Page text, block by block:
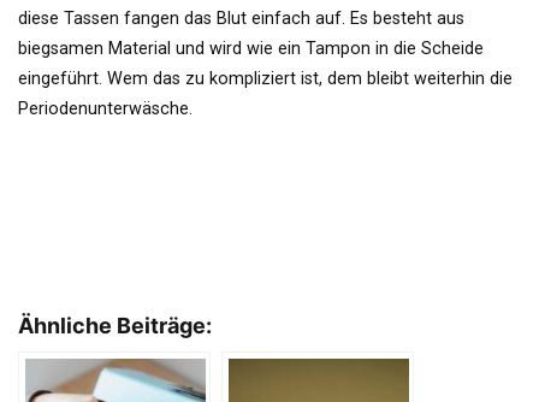
diese Tassen fangen das Blut einfach auf. Es besteht aus
biegsamen Material und wird wie ein Tampon in die Scheide
eingeführt. Wem das zu kompliziert ist, dem bleibt weiterhin die
Periodenunterwäsche.
Ähnliche Beiträge: